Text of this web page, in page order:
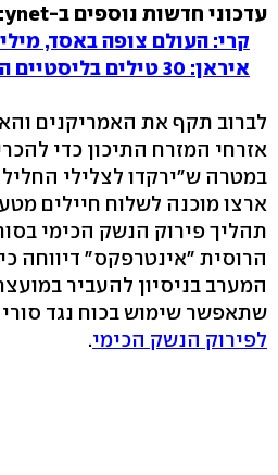
עדכוני חדשות נוספים ב-ynet:
קרי: העולם צופה באסד,
איראן: 30 טילים בליסטיים הוצגו במצעד צבאי
לברוב תקף את האמריקנים
אזרחי המזרח התיכון כדי
במטרה ש"ירקדו לצלילי
ארצו מוכנה לשלוח חיילים
תהליך פירוק הנשק הכימי
הרוסית "אינטרפקס" דיווחה
המערב בניסיון להעביר
שתאפשר שימוש בכוח נגד
לפירוק הנשק הכימי.